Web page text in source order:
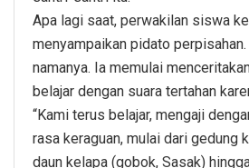
Apa lagi saat, perwakilan siswa
menyampaikan pidato
namanya. Ia memulai
belajar dengan suara tertahan
“Kami terus belajar, mengaji
rasa keraguan, mulai dari gedung
daun kelapa (gobok, Sasak)